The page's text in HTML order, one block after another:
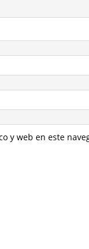
y web en este